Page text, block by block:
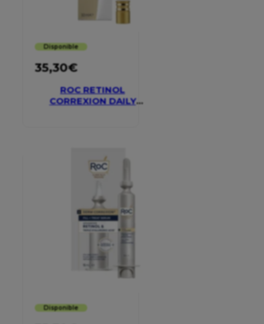
Disponible
35,30€
ROC RETINOL
CORREXION DAILY
Disponible